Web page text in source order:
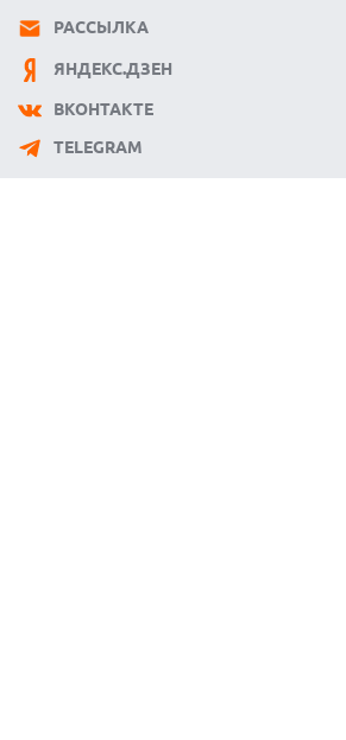
РАССЫЛКА
ЯНДЕКС.ДЗЕН
ВКОНТАКТЕ
TELEGRAM